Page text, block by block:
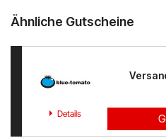
Ähnliche Gutscheine
Details